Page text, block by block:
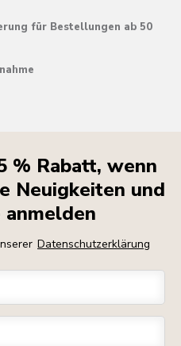
für Bestellungen ab 50
% Rabatt, wenn
Neuigkeiten und
Datenschutzerklärung